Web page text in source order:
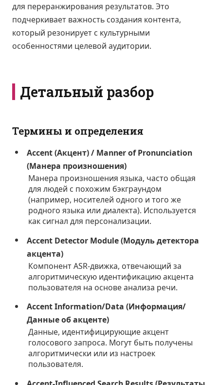
для переранжирования результатов. Это
подчеркивает важность создания контента,
который резонирует с культурными
особенностями целевой аудитории.
Детальный разбор
Термины и определения
Accent (Акцент) / Manner of Pronunciation
(Манера произношения)
Манера произношения языка, часто общая
для людей с похожим бэкграундом
(например, носителей одного и того же
родного языка или диалекта). Используется
как сигнал для персонализации.
Accent Detector Module (Модуль детектора
акцента)
Компонент ASR-движка, отвечающий за
алгоритмическую идентификацию акцента
пользователя на основе анализа речи.
Accent Information/Data (Информация/
Данные об акценте)
Данные, идентифицирующие акцент
голосового запроса. Могут быть получены
алгоритмически или из настроек
пользователя.